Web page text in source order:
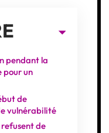
pendant la
pour un
de
vulnérabilité
refusent de